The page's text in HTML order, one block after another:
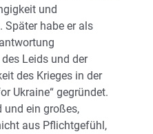
und
Später habe er als
Leids und der
des Krieges in der
Ukraine“ gegründet.
und ein großes,
aus Pflichtgefühl,